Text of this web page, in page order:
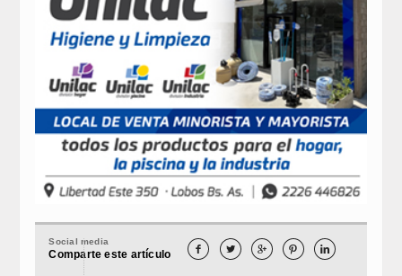
Social media
Comparte este artículo     